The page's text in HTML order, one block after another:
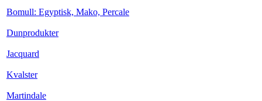
Bomull: Egyptisk, Mako, Percale
Dunprodukter
Jacquard
Kvalster
Martindale